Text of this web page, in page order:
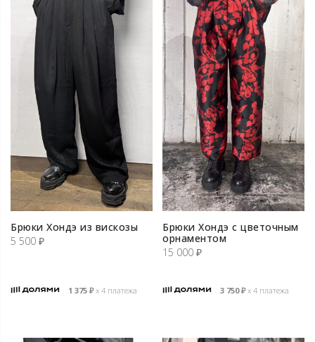
Брюки Хондэ из вискозы
5 500 ₽
1 375 ₽х 4 платежа
Брюки Хондэ с цветочным
орнаментом
15 000 ₽
3 750₽х 4 платежа